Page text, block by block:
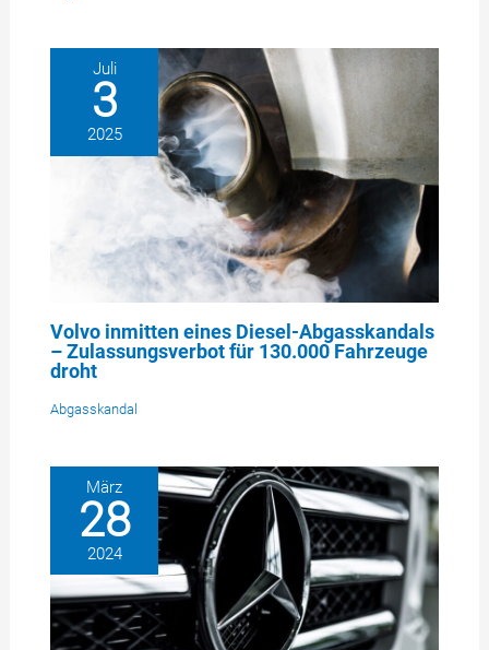
Juli
3
2025
Volvo inmitten eines Diesel-Abgasskandals
– Zulassungsverbot für 130.000 Fahrzeuge
droht
Abgasskandal
März
28
2024